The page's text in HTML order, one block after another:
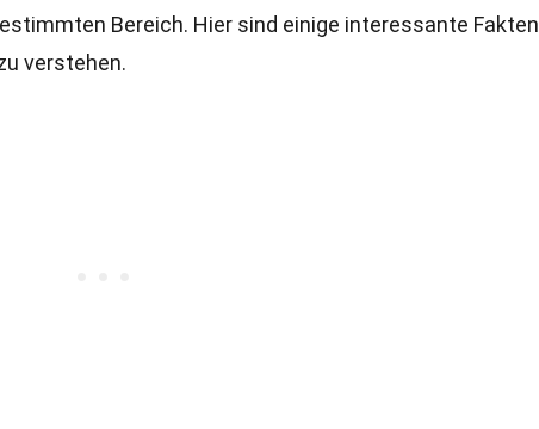
Bereich. Hier sind einige interessante
verstehen.